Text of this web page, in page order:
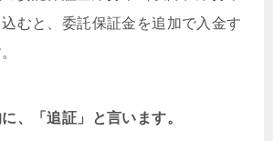
むと、委託保証金を追加で入金す
、「追証」と言います。